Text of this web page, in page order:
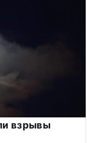
взрывы